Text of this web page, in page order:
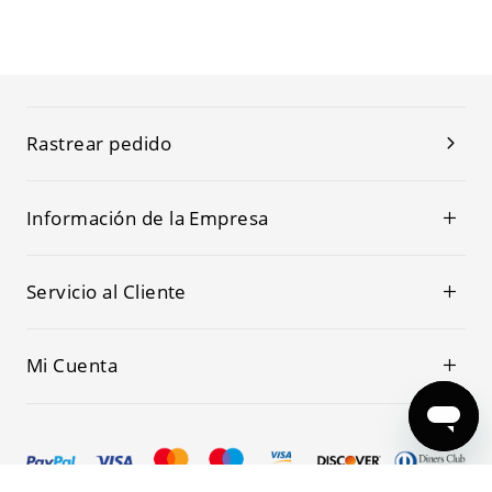
Rastrear pedido
Información de la Empresa
Servicio al Cliente
Mi Cuenta